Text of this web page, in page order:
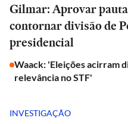
Gilmar: Aprovar
contornar divisão de
presidencial
Waack: 'Eleições acirram
relevância no STF'
INVESTIGAÇÃO